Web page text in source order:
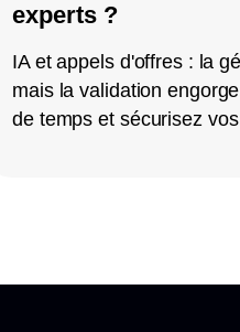
experts ?
IA et appels d'offres : la
mais la validation
de temps et sécurisez